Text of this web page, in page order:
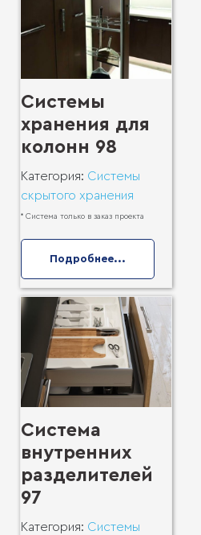
Системы
хранения для
колонн 98
Категория: Системы
скрытого хранения
* Система только в заказ проекта
Подробнее...
Система
внутренних
разделителей
97
Категория: Системы